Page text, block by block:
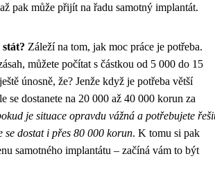
pak může přijít na řadu samotný implantát.
Záleží na tom, jak moc práce je potřeba.
můžete počítat s částkou od 5 000 do 15
únosně, že? Jenže když je potřeba větší
se dostanete na 20 000 až 40 000 korun za
je situace opravdu vážná a potřebujete
se dostat i přes 80 000 korun. K tomu si pak
samotného implantátu – začíná vám to být